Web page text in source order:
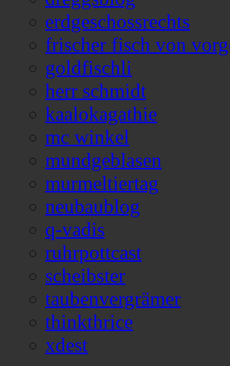
erdgeschossrechts
frischer fisch von
goldfischli
herr schmidt
kaalokagathie
mc winkel
mundgeblasen
murmeltiertag
neubaublog
q-vadis
ruhrpottcast
scheibster
taubenvergrämer
thinkthrice
xdest